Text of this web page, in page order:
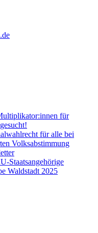
für
für alle bei
Volksabstimmung
Staatsangehörige
Waldstadt 2025